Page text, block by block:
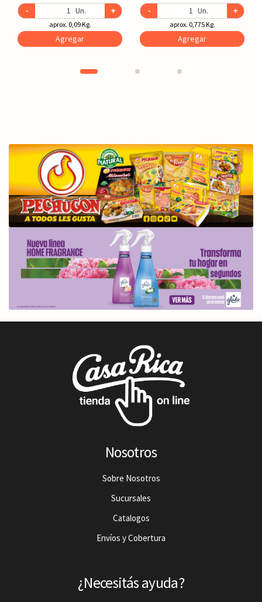
- Un. +
aprox. 0,09 Kg.
Agregar
- Un. +
aprox. 0,775 Kg.
Agregar
Nosotros
Sobre Nosotros
Sucursales
Catalogos
Envíos y Cobertura
¿Necesitás ayuda?